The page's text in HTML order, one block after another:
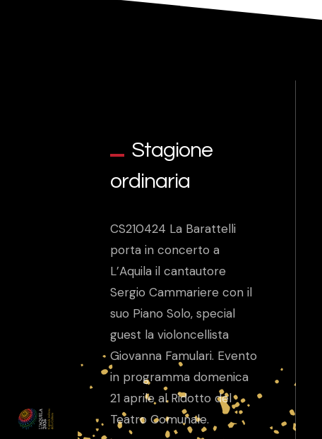
Stagione
ordinaria
CS210424 La Barattelli
porta in concerto a
L’Aquila il cantautore
Sergio Cammariere con il
suo Piano Solo, special
guest la violoncellista
Giovanna Famulari. Evento
in programma domenica
21 aprile al Ridotto del
Teatro Comunale.